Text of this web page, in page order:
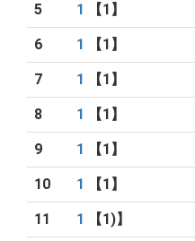
5 1 【1】
6 1 【1】
7 1 【1】
8 1 【1】
9 1 【1】
10 1 【1】
11 1 【1)】